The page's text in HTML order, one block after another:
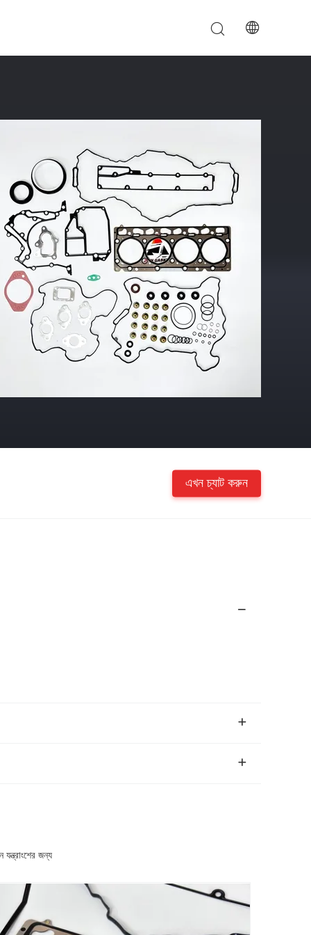
এখন চ্যাট করুন
জন্য